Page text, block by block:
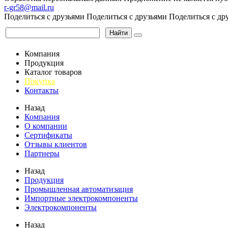
r-gr58@mail.ru
Поделиться с друзьями Поделиться с друзьями Поделиться с
Найти
Компания
Продукция
Каталог товаров
Покупка
Контакты
Назад
Компания
О компании
Сертификаты
Отзывы клиентов
Партнеры
Назад
Продукция
Промышленная автоматизация
Импортные электрокомпоненты
Электрокомпоненты
Назад